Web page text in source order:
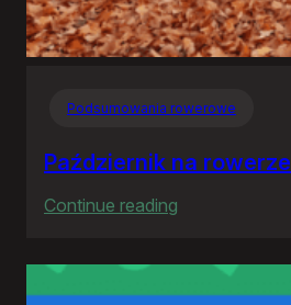
Podsumowania rowerowe
Październik na rowerze
Continue reading
na
rowerze